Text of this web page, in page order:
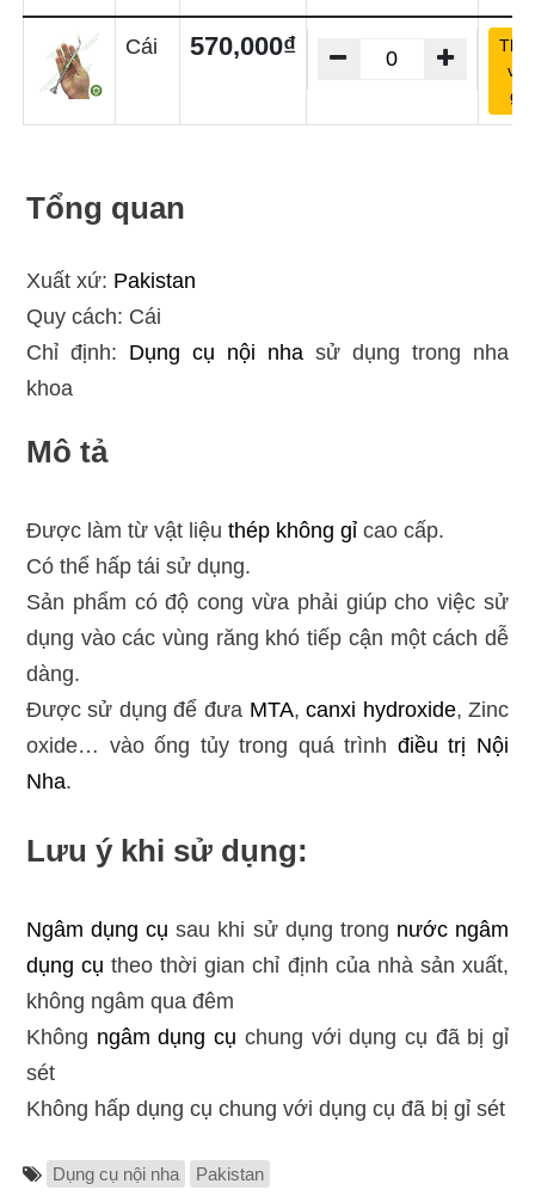
Cái 570,000₫
vào
giỏ
Tổng quan
Xuất xứ: Pakistan
Quy cách: Cái
Chỉ định: Dụng cụ nội nha sử dụng trong nha
khoa
Mô tả
Được làm từ vật liệu thép không gỉcao cấp.
Có thể hấp tái sử dụng.
Sản phẩm có độ cong vừa phải giúp cho việc sử
dụng vào các vùng răng khó tiếp cận một cách dễ
dàng.
Được sử dụng để đưa MTA,canxi hydroxide, Zinc
oxide… vào ống tủy trong quá trình điều trị Nội
Nha.
Lưu ý khi sử dụng:
Ngâm dụng cụ sau khi sử dụng trong nước ngâm
dụng cụ theo thời gian chỉ định của nhà sản xuất,
không ngâm qua đêm
Không ngâm dụng cụ chung với dụng cụ đã bị gỉ
sét
Không hấp dụng cụ chung với dụng cụ đã bị gỉ sét
Dụng cụ nội nha Pakistan